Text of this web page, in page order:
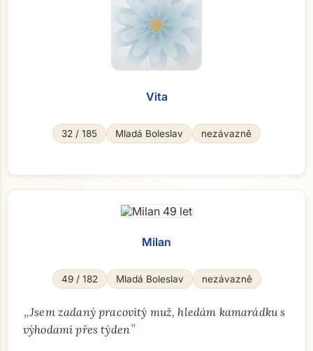
Vita
32 / 185 Mladá Boleslav nezávazně
Milan
49 / 182 Mladá Boleslav nezávazně
„Jsem zadaný pracovitý muž, hledám kamarádku s
výhodami přes týden"